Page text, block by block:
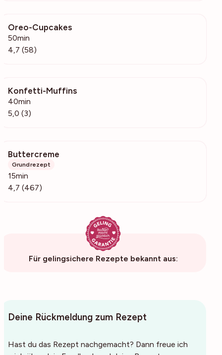
Oreo-Cupcakes
50min
4,7 (58)
Konfetti-Muffins
40min
5,0 (3)
Buttercreme
Grundrezept
15min
4,7 (467)
Für gelingsichere Rezepte bekannt aus:
Deine Rückmeldung zum Rezept
Hast du das Rezept nachgemacht? Dann freue ich